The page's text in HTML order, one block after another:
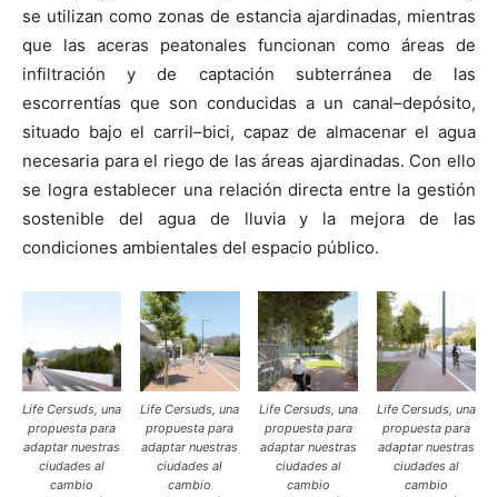
se utilizan como zonas de estancia ajardinadas, mientras
que las aceras peatonales funcionan como áreas de
infiltración y de captación subterránea de las
escorrentías que son conducidas a un canal–depósito,
situado bajo el carril–bici, capaz de almacenar el agua
necesaria para el riego de las áreas ajardinadas. Con ello
se logra establecer una relación directa entre la gestión
sostenible del agua de lluvia y la mejora de las
condiciones ambientales del espacio público.
Life Cersuds, una
propuesta para
adaptar nuestras
ciudades al
cambio
Life Cersuds, una
propuesta para
adaptar nuestras
ciudades al
cambio
Life Cersuds, una
propuesta para
adaptar nuestras
ciudades al
cambio
Life Cersuds, una
propuesta para
adaptar nuestras
ciudades al
cambio